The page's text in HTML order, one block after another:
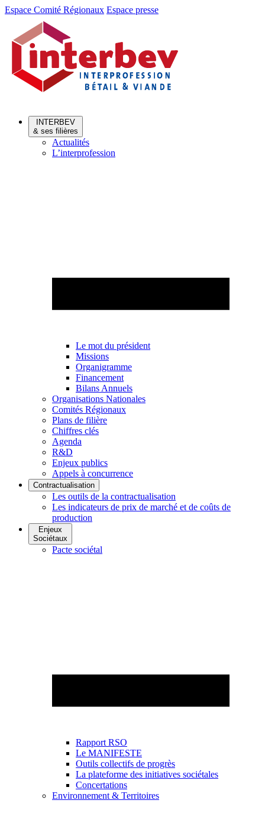
Aller
Aller
contenu
Espace Comité Régionaux Espace presse
INTERBEV
& ses filières
Actualités
L’interprofession
Le mot du président
Missions
Organigramme
Financement
Bilans Annuels
Organisations Nationales
Comités Régionaux
Plans de filière
Chiffres clés
Agenda
R&D
Enjeux publics
Appels à concurrence
Contractualisation
Les outils de la contractualisation
Les indicateurs de prix de marché et de coûts de
production
Enjeux
Sociétaux
Pacte sociétal
Rapport RSO
Le MANIFESTE
Outils collectifs de progrès
La plateforme des initiatives sociétales
Concertations
Environnement & Territoires